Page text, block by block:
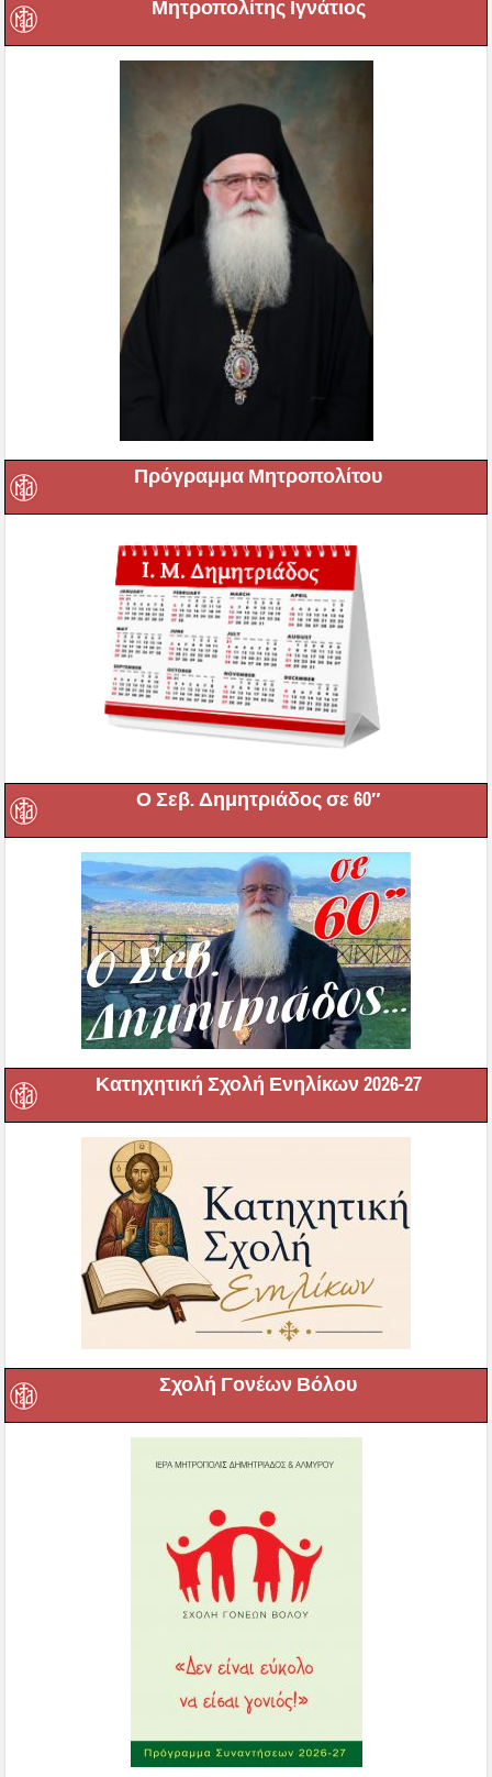
Μητροπολίτης Ιγνάτιος
Πρόγραμμα Μητροπολίτου
Ο Σεβ. Δημητριάδος σε 60″
Κατηχητική Σχολή Ενηλίκων 2026-27
Σχολή Γονέων Βόλου